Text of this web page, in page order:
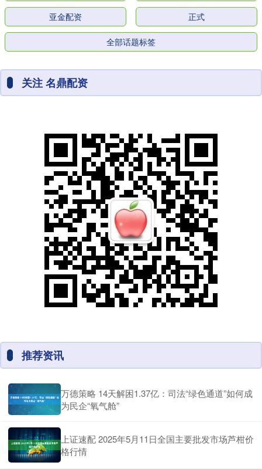
亚金配资 正式
全部话题标签
关注 名鼎配资
推荐资讯
万德策略 14天解困1.37亿：司法“绿色通道”如何成
为民企“氧气舱”
上证速配 2025年5月11日全国主要批发市场芦柑价
格行情